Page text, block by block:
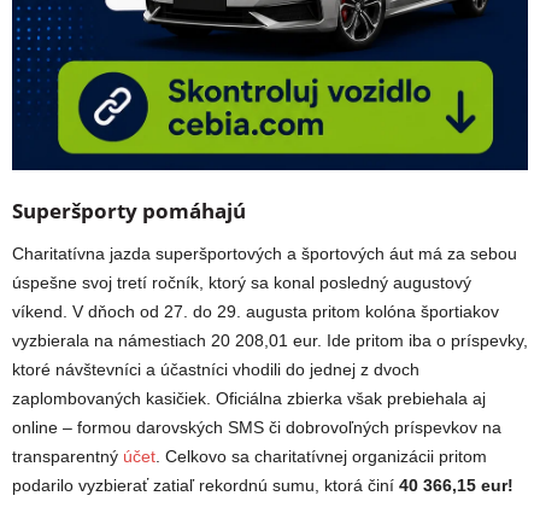
Superšporty pomáhajú
Charitatívna jazda superšportových a športových áut má za sebou
úspešne svoj tretí ročník, ktorý sa konal posledný augustový
víkend. V dňoch od 27. do 29. augusta pritom kolóna športiakov
vyzbierala na námestiach 20 208,01 eur. Ide pritom iba o príspevky,
ktoré návštevníci a účastníci vhodili do jednej z dvoch
zaplombovaných kasičiek. Oficiálna zbierka však prebiehala aj
online – formou darovských SMS či dobrovoľných príspevkov na
transparentný účet. Celkovo sa charitatívnej organizácii pritom
podarilo vyzbierať zatiaľ rekordnú sumu, ktorá činí 40 366,15 eur!